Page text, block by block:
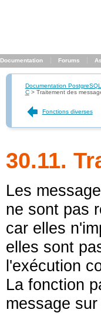
Documentation Forums
Documentation
C> Traitement des
Fonctions diverses
30.11.
Les
ne sont pas
car elles
elles sont
l'exécution
La fonction
message sur